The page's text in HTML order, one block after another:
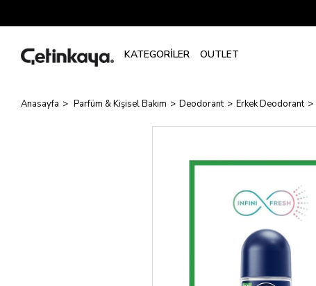
Anasayfa Parfüm & Kişisel Bakım Deodorant Erkek Deodorant